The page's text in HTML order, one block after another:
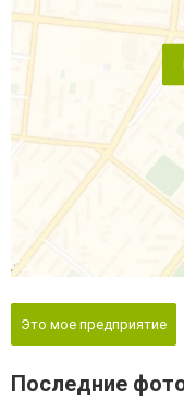
Это мое предприятие
Последние